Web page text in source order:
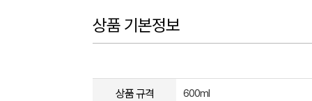
상품 기본정보
상품 규격 600ml